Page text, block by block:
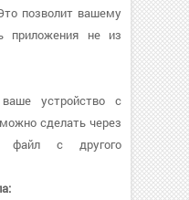
позволит вашему
приложения не из
устройство с
сделать через
файл с другого